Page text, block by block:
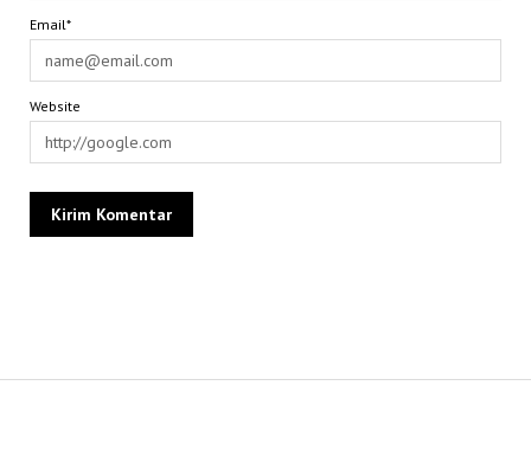
Email*
Website